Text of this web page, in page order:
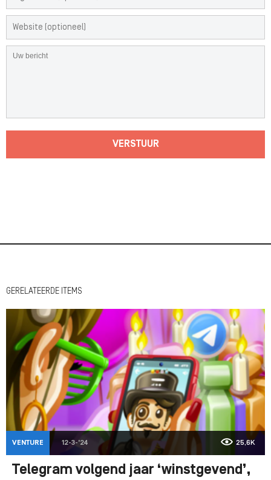
VERSTUUR
GERELATEERDE ITEMS
VENTURE 12-3-'24 25,6K
Telegram volgend jaar ‘winstgevend’,